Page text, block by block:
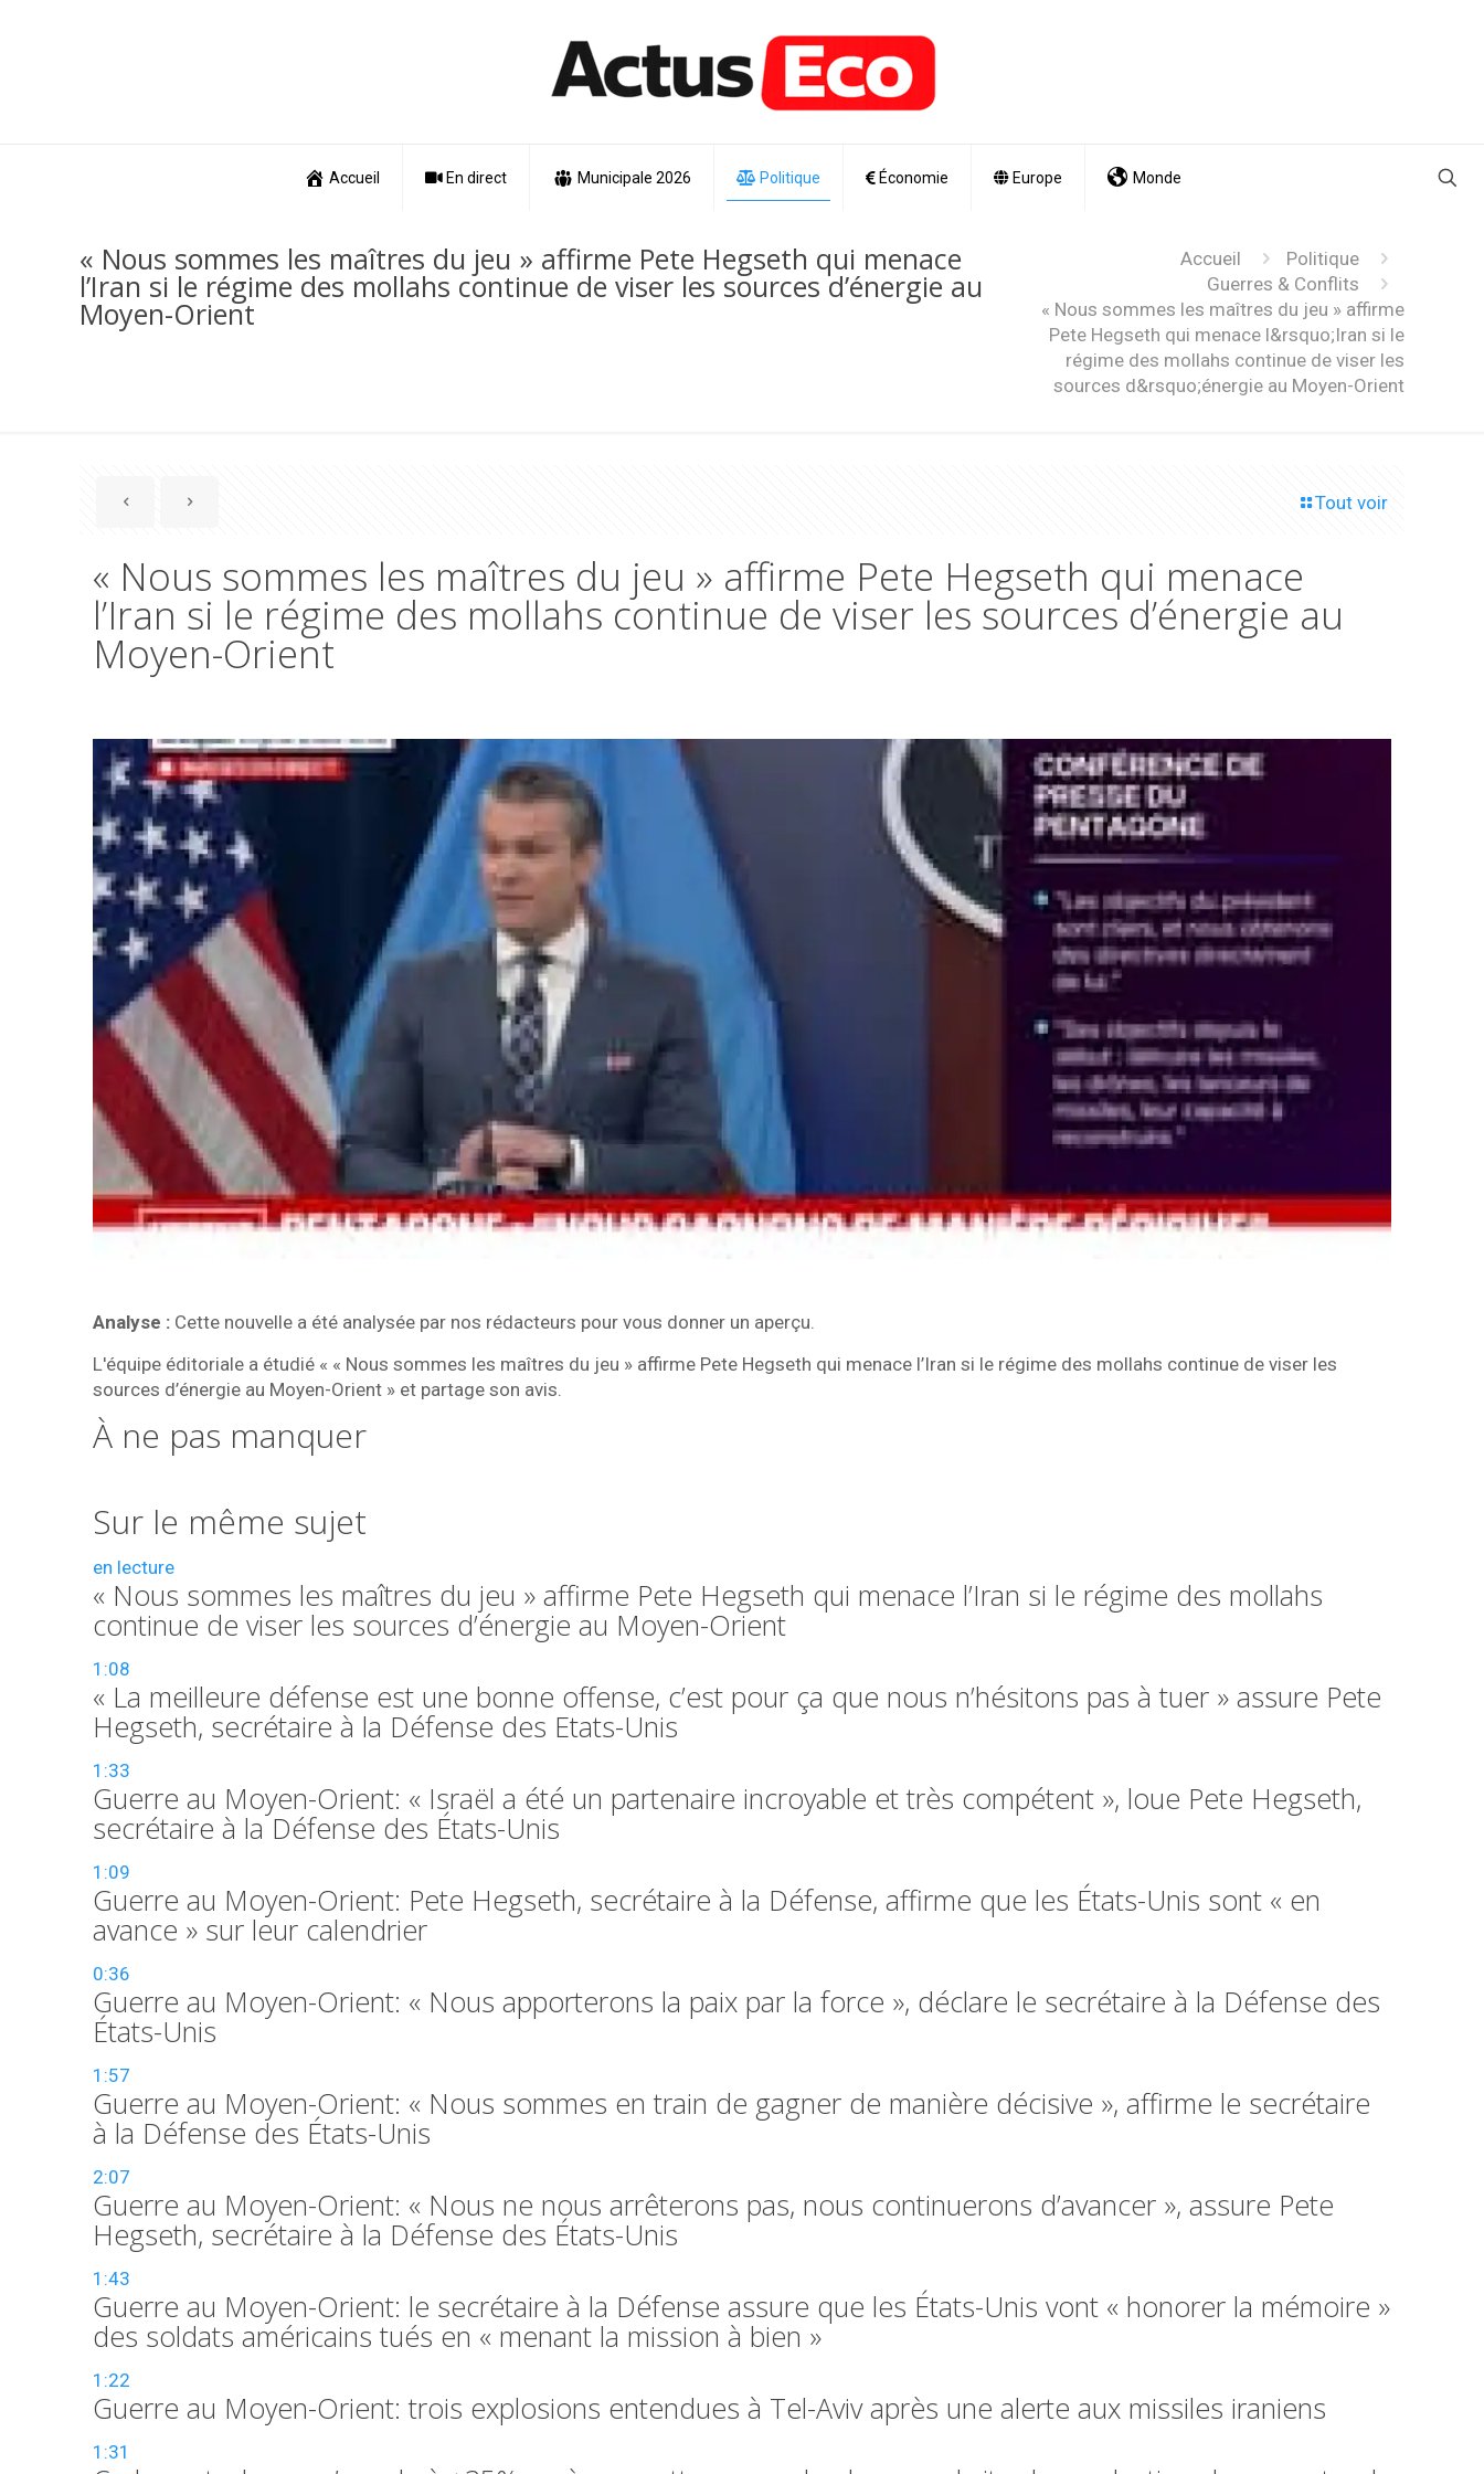
Accueil En direct Municipale 2026 Politique Économie Europe Monde
« Nous sommes les maîtres du jeu » affirme Pete Hegseth qui menace
l’Iran si le régime des mollahs continue de viser les sources d’énergie au
Moyen-Orient
Accueil
Politique
Guerres & Conflits
« Nous sommes les maîtres du jeu » affirme
Pete Hegseth qui menace l&rsquo;Iran si le
régime des mollahs continue de viser les
sources d&rsquo;énergie au Moyen-Orient
Tout voir
« Nous sommes les maîtres du jeu » affirme Pete Hegseth qui menace
l’Iran si le régime des mollahs continue de viser les sources d’énergie au
Moyen-Orient
Analyse : Cette nouvelle a été analysée par nos rédacteurs pour vous donner un aperçu.
L'équipe éditoriale a étudié « « Nous sommes les maîtres du jeu » affirme Pete Hegseth qui menace l’Iran si le régime des mollahs continue de viser les
sources d’énergie au Moyen-Orient » et partage son avis.
À ne pas manquer
Sur le même sujet
en lecture
« Nous sommes les maîtres du jeu » affirme Pete Hegseth qui menace l’Iran si le régime des mollahs
continue de viser les sources d’énergie au Moyen-Orient
1:08
« La meilleure défense est une bonne offense, c’est pour ça que nous n’hésitons pas à tuer » assure Pete
Hegseth, secrétaire à la Défense des Etats-Unis
1:33
Guerre au Moyen-Orient: « Israël a été un partenaire incroyable et très compétent », loue Pete Hegseth,
secrétaire à la Défense des États-Unis
1:09
Guerre au Moyen-Orient: Pete Hegseth, secrétaire à la Défense, affirme que les États-Unis sont « en
avance » sur leur calendrier
0:36
Guerre au Moyen-Orient: « Nous apporterons la paix par la force », déclare le secrétaire à la Défense des
États-Unis
1:57
Guerre au Moyen-Orient: « Nous sommes en train de gagner de manière décisive », affirme le secrétaire
à la Défense des États-Unis
2:07
Guerre au Moyen-Orient: « Nous ne nous arrêterons pas, nous continuerons d’avancer », assure Pete
Hegseth, secrétaire à la Défense des États-Unis
1:43
Guerre au Moyen-Orient: le secrétaire à la Défense assure que les États-Unis vont « honorer la mémoire »
des soldats américains tués en « menant la mission à bien »
1:22
Guerre au Moyen-Orient: trois explosions entendues à Tel-Aviv après une alerte aux missiles iraniens
1:31